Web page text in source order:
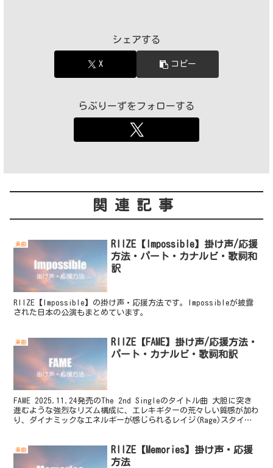
シェアする
X コピー
らぶりーずをフォローする
関連記事
楽曲
RIIZE【Impossible】掛け声/応援
方法・パート・カナルビ・歌詞和
訳
RIIZE【Impossible】の掛け声・応援方法です。Impossibleが披露
された日本の公演もまとめています。
楽曲
RIIZE【FAME】掛け声/応援方法・
パート・カナルビ・歌詞和訳
FAME 2025.11.24発売のThe 2nd Singleのタイトル曲 大胆に突き
進むような強烈なリズム構成に、エレキギターの荒々しい質感が加わ
り、ダイナミックなエネルギーが感じられるレイジ(Rage)スタイル
楽曲
RIIZE【Memories】掛け声・応援
方法